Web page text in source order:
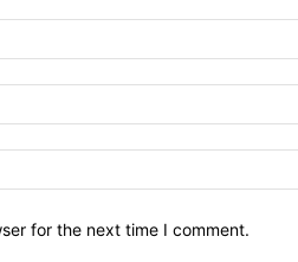
for the next time I comment.